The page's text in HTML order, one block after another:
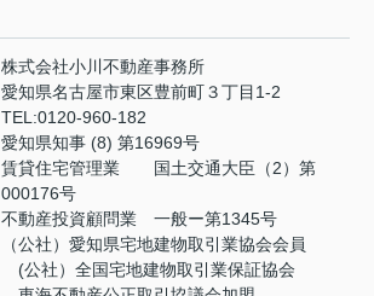
株式会社小川不動産事務所
愛知県名古屋市東区豊前町３丁目1-2
TEL:0120-960-182
愛知県知事 (8) 第16969号
賃貸住宅管理業 国土交通大臣（2）第
000176号
不動産投資顧問業 一般ー第1345号
（公社）愛知県宅地建物取引業協会会員
(公社）全国宅地建物取引業保証協会